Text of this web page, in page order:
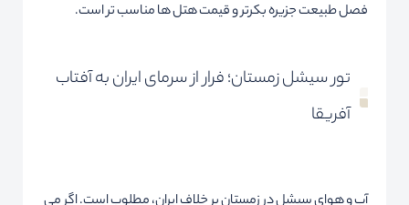
فصل طبیعت جزیره بکرتر و قیمت هتل ها مناسب تر است.
تور سیشل زمستان؛ فرار از سرمای ایران به آفتاب
آفریقا